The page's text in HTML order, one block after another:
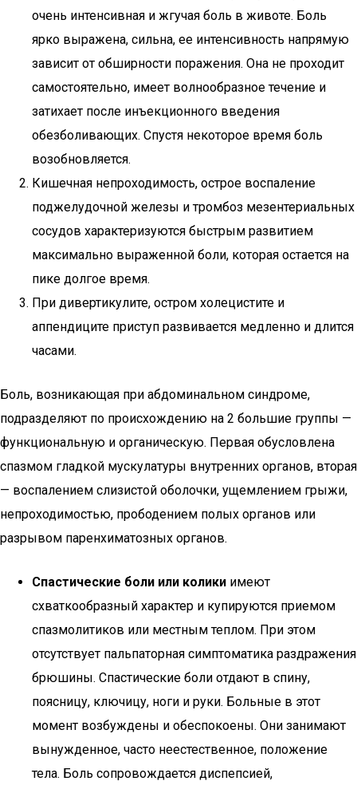
очень интенсивная и жгучая боль в животе. Боль
ярко выражена, сильна, ее интенсивность напрямую
зависит от обширности поражения. Она не проходит
самостоятельно, имеет волнообразное течение и
затихает после инъекционного введения
обезболивающих. Спустя некоторое время боль
возобновляется.
Кишечная непроходимость, острое воспаление
поджелудочной железы и тромбоз мезентериальных
сосудов характеризуются быстрым развитием
максимально выраженной боли, которая остается на
пике долгое время.
При дивертикулите, остром холецистите и
аппендиците приступ развивается медленно и длится
часами.
Боль, возникающая при абдоминальном синдроме,
подразделяют по происхождению на 2 большие группы —
функциональную и органическую. Первая обусловлена
спазмом гладкой мускулатуры внутренних органов, вторая
— воспалением слизистой оболочки, ущемлением грыжи,
непроходимостью, прободением полых органов или
разрывом паренхиматозных органов.
Спастические боли или колики имеют
схваткообразный характер и купируются приемом
спазмолитиков или местным теплом. При этом
отсутствует пальпаторная симптоматика раздражения
брюшины. Спастические боли отдают в спину,
поясницу, ключицу, ноги и руки. Больные в этот
момент возбуждены и обеспокоены. Они занимают
вынужденное, часто неестественное, положение
тела. Боль сопровождается диспепсией,